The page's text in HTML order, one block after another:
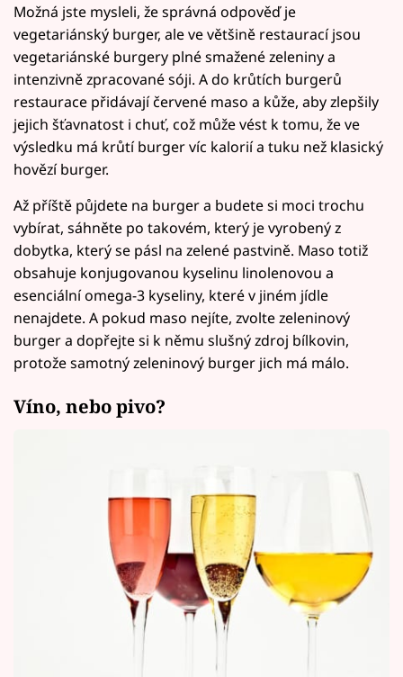
Možná jste mysleli, že správná odpověď je
vegetariánský burger, ale ve většině restaurací jsou
vegetariánské burgery plné smažené zeleniny a
intenzivně zpracované sóji. A do krůtích burgerů
restaurace přidávají červené maso a kůže, aby zlepšily
jejich šťavnatost i chuť, což může vést k tomu, že ve
výsledku má krůtí burger víc kalorií a tuku než klasický
hovězí burger.
Až příště půjdete na burger a budete si moci trochu
vybírat, sáhněte po takovém, který je vyrobený z
dobytka, který se pásl na zelené pastvině. Maso totiž
obsahuje konjugovanou kyselinu linolenovou a
esenciální omega-3 kyseliny, které v jiném jídle
nenajdete. A pokud maso nejíte, zvolte zeleninový
burger a dopřejte si k němu slušný zdroj bílkovin,
protože samotný zeleninový burger jich má málo.
Víno, nebo pivo?